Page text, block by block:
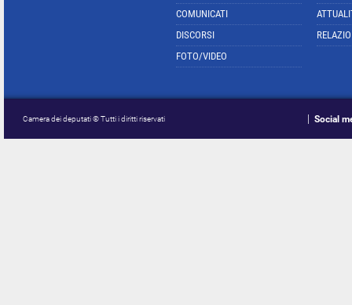
COMUNICATI
DISCORSI
FOTO/VIDEO
Camera dei deputati © Tutti i diritti riservati Social